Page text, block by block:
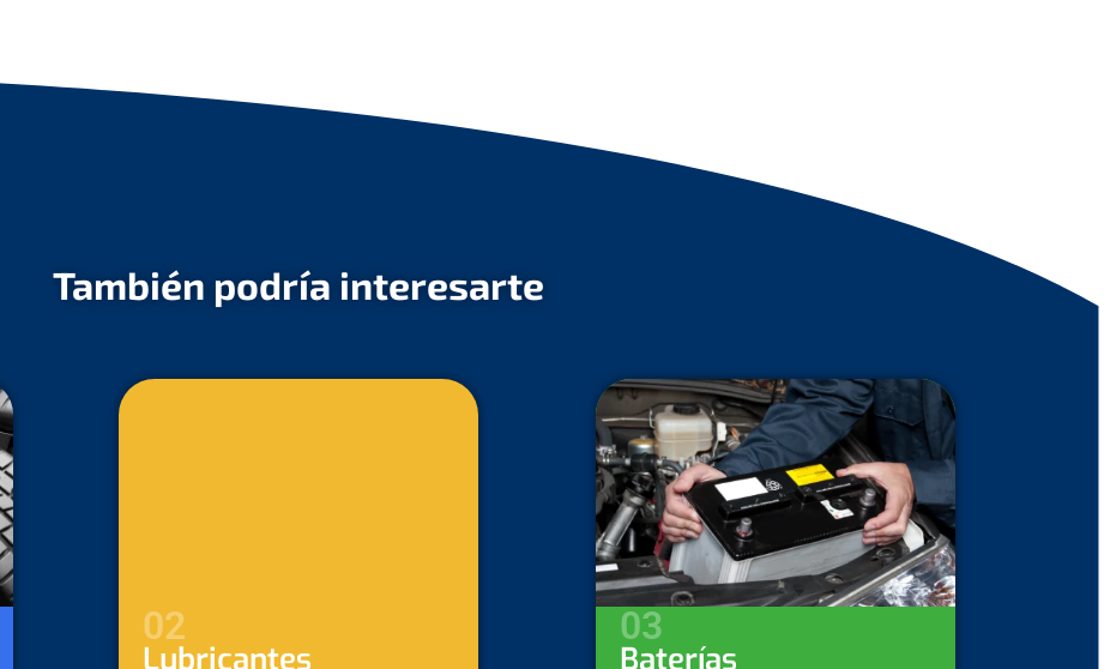
También podría interesarte
Baterías Servicios